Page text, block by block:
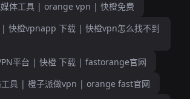
体工具 | orange vpn | 快橙免费
| 快橙vpnapp 下载 | 快橙vpn怎么找不到
平台 | 快橙 下载 | fastorange官网
工具 | 橙子派做vpn | orange fast官网